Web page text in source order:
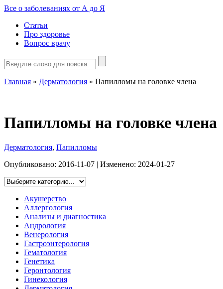
Все о заболеваниях от А до Я
Статьи
Про здоровье
Вопрос врачу
Главная » Дерматология » Папилломы на головке члена
Папилломы на головке члена
Дерматология, Папилломы
Опубликовано: 2016-11-07 | Изменено: 2024-01-27
Акушерство
Аллергология
Анализы и диагностика
Андрология
Венерология
Гастроэнтерология
Гематология
Генетика
Геронтология
Гинекология